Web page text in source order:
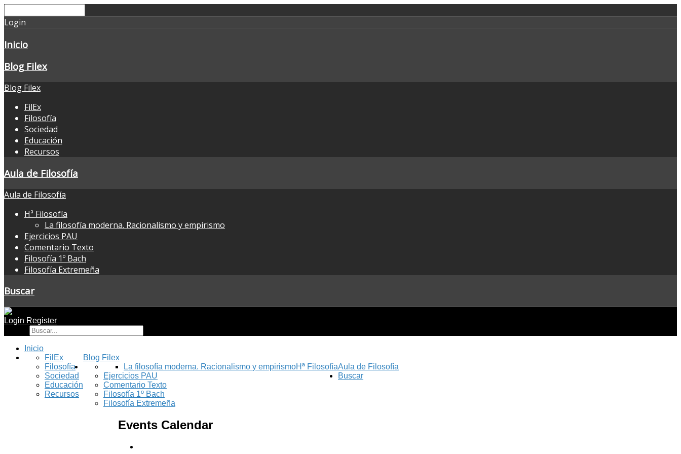
Login
Inicio
Blog Filex
Blog Filex
FilEx
Filosofía
Sociedad
Educación
Recursos
Aula de Filosofía
Aula de Filosofía
Hª Filosofía
La filosofía moderna. Racionalismo y empirismo
Ejercicios PAU
Comentario Texto
Filosofía 1º Bach
Filosofía Extremeña
Buscar
Login Register
Inicio
Blog Filex
FilEx
Filosofía
Sociedad
Educación
Recursos
Aula de Filosofía
Hª Filosofía
La filosofía moderna. Racionalismo y empirismo
Ejercicios PAU
Comentario Texto
Filosofía 1º Bach
Filosofía Extremeña
Buscar
Events Calendar